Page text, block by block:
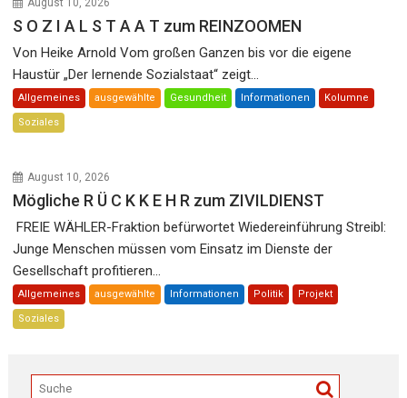
August 10, 2026
S O Z I A L S T A A T zum REINZOOMEN
Von Heike Arnold Vom großen Ganzen bis vor die eigene
Haustür „Der lernende Sozialstaat“ zeigt...
Allgemeines ausgewählte Gesundheit Informationen Kolumne
Soziales
August 10, 2026
Mögliche R Ü C K K E H R zum ZIVILDIENST
FREIE WÄHLER-Fraktion befürwortet Wiedereinführung Streibl:
Junge Menschen müssen vom Einsatz im Dienste der
Gesellschaft profitieren...
Allgemeines ausgewählte Informationen Politik Projekt
Soziales